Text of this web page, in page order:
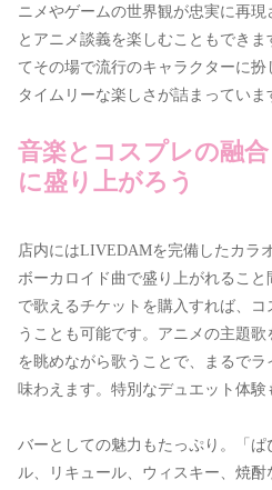
ニメやゲームの世界観が忠実に再
とアニメ談義を楽しむこともでき
てその場で流行のキャラクターに扮
タイムリーな楽しさが詰まっていま
音楽とコスプレの融
に盛り上がろう
店内にはLIVEDAMを完備したカラ
ボーカロイド曲で盛り上がれること
で歌えるチケットを購入すれば、
うことも可能です。アニメの主題
を眺めながら歌うことで、まるで
味わえます。特別なデュエット体験
バーとしての魅力もたっぷり。「
ル、リキュール、ウィスキー、焼